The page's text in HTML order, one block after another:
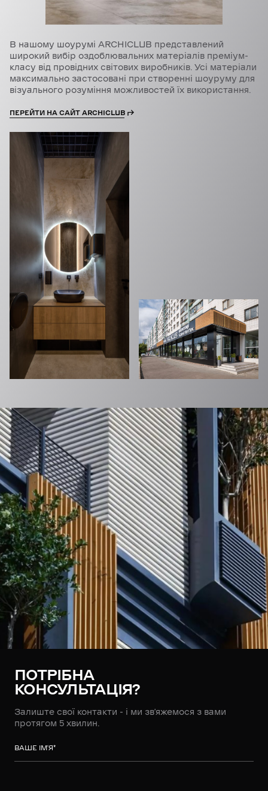
В нашому шоурумі ARCHICLUB представлений
широкий вибір оздоблювальних матеріалів преміум-
класу від провідних світових виробників. Усі матеріали
максимально застосовані при створенні шоуруму для
візуального розуміння можливостей їх використання.
ПЕРЕЙТИ НА САЙТ ARCHICLUB
ПОТРІБНА
КОНСУЛЬТАЦІЯ?
Залиште свої контакти - і ми зв’яжемося з вами
протягом 5 хвилин.
ВАШЕ ІМ’Я*